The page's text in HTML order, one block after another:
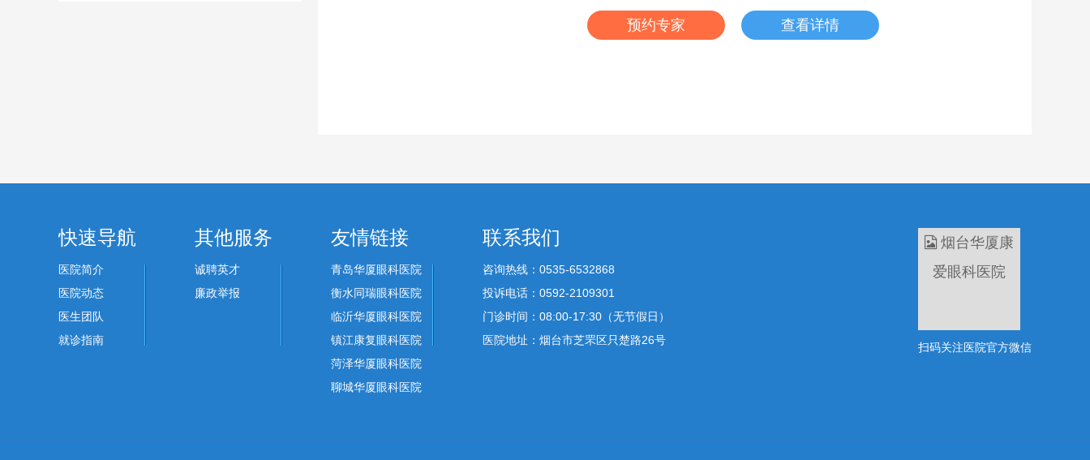
预约专家 查看详情
快速导航
医院简介
医院动态
医生团队
就诊指南
其他服务
诚聘英才
廉政举报
友情链接
青岛华厦眼科医院
衡水同瑞眼科医院
临沂华厦眼科医院
镇江康复眼科医院
菏泽华厦眼科医院
聊城华厦眼科医院
联系我们
咨询热线：0535-6532868
投诉电话：0592-2109301
门诊时间：08:00-17:30（无节假日）
医院地址：烟台市芝罘区只楚路26号
扫码关注医院官方微信